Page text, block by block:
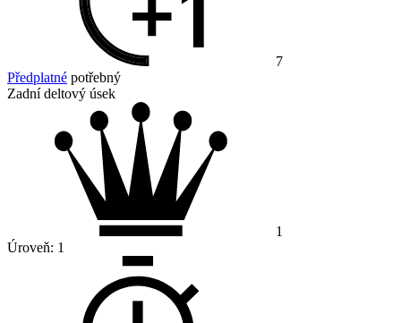
7
Předplatné potřebný
Zadní deltový úsek
1
Úroveň: 1